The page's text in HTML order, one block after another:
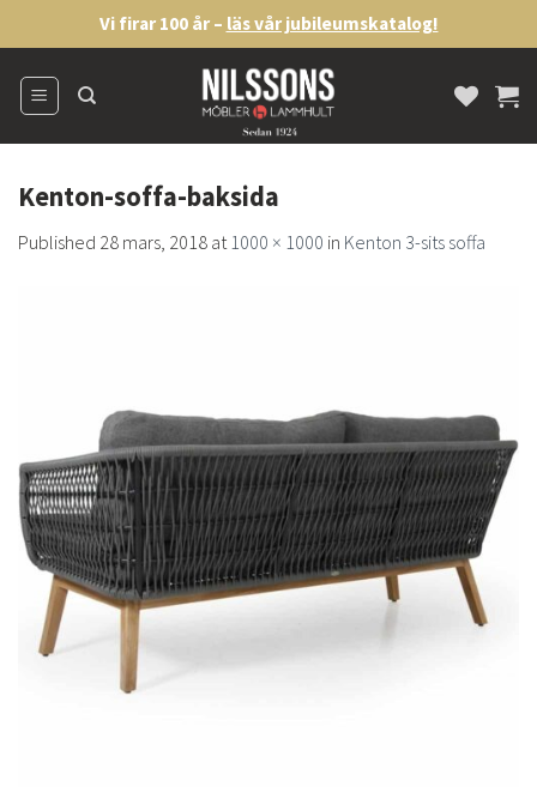
to
content
Vi firar 100 år – läs vår jubileumskatalog!
Kenton-soffa-baksida
Published 28 mars, 2018 at1000 × 1000 in Kenton 3-sits soffa